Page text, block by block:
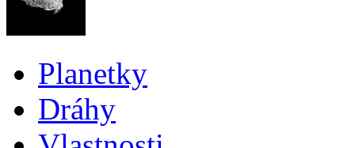
Planetky
Dráhy